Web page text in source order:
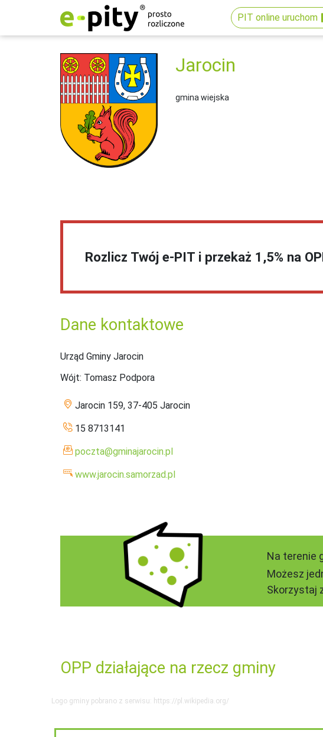
PIT online uruchom
Jarocin
gmina wiejska
Rozlicz Twój e-PIT i przekaż 1,5% na
Dane kontaktowe
Urząd Gminy Jarocin
Wójt: Tomasz Podpora
Jarocin 159, 37-405 Jarocin
15 8713141
poczta@gminajarocin.pl
www.jarocin.samorzad.pl
Na terenie
Możesz
Skorzystaj
OPP działające na rzecz gminy
Logo gminy pobrano z serwisu: https://pl.wikipedia.org/